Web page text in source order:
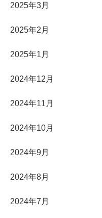
2025年3月
2025年2月
2025年1月
2024年12月
2024年11月
2024年10月
2024年9月
2024年8月
2024年7月